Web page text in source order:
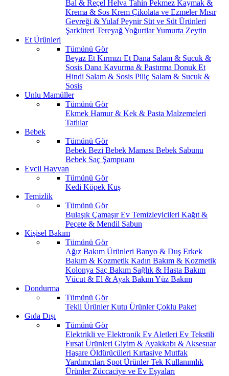
Bal & Reçel Helva Tahin Pekmez Kaymak &
Krema & Sos Krem Çikolata ve EzmelerMısır
Gevreği & YulafPeynir Süt ve Süt Ürünleri
Şarküteri TereyağYoğurtlarYumurta Zeytin
Et Ürünleri
Tümünü Gör
Beyaz Et Kırmızı Et Dana Salam & Sucuk &
Sosis Dana Kavurma & Pastırma Donuk Et
Hindi Salam & Sosis Piliç Salam & Sucuk &
Sosis
Unlu Mamüller
Tümünü Gör
Ekmek Hamur & Kek & Pasta Malzemeleri
Tatlılar
Bebek
Tümünü Gör
Bebek Bezi Bebek Maması Bebek Sabunu
Bebek Saç Şampuanı
Evcil Hayvan
Tümünü Gör
Kedi Köpek Kuş
Temizlik
Tümünü Gör
Bulaşık ÇamaşırEv Temizleyicileri Kağıt &
Peçete & Mendil Sabun
Kişisel Bakım
Tümünü Gör
Ağız Bakım Ürünleri Banyo & Duş Erkek
Bakım & Kozmetik Kadın Bakım & Kozmetik
Kolonya Saç Bakım Sağlık & Hasta Bakım
Vücut & El & Ayak BakımYüz Bakım
Dondurma
Tümünü Gör
Tekli ÜrünlerKutu ÜrünlerÇoklu Paket
Gıda Dışı
Tümünü Gör
Elektrikli ve Elektronik Ev Aletleri Ev Tekstili
Fırsat Ürünleri Giyim & Ayakkabı & Aksesuar
Haşare Öldürücüleri Kırtasiye Mutfak
Yardımcıları Spot ÜrünlerTek Kullanımlık
Ürünler Züccaciye ve Ev Eşyaları